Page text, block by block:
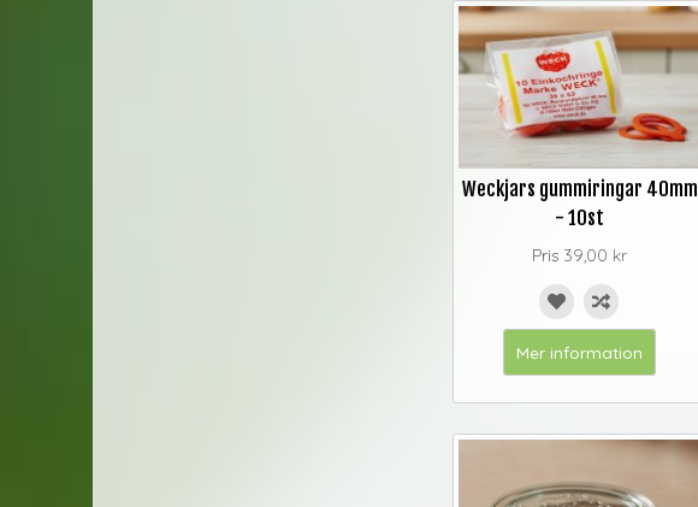
Weckjars gummiringar 40mm
- 10st
Pris 39,00 kr
Mer information